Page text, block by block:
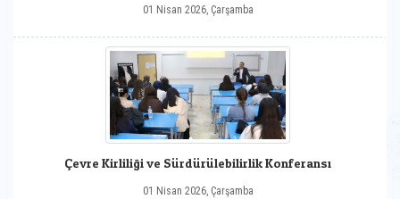
01 Nisan 2026, Çarşamba
Çevre Kirliliği ve Sürdürülebilirlik Konferansı
01 Nisan 2026, Çarşamba